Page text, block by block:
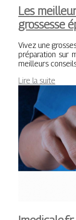
Les
grossesse
Vivez une
préparation sur
meilleurs
Lire la suite